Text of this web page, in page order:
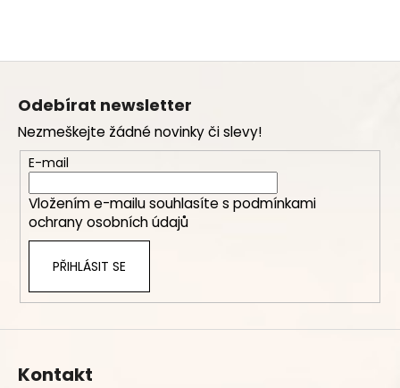
Z
Odebírat newsletter
Nezmeškejte žádné novinky či slevy!
E-mail
Vložením e-mailu souhlasíte s podmínkami
ochrany osobních údajů
PŘIHLÁSIT SE
Kontakt